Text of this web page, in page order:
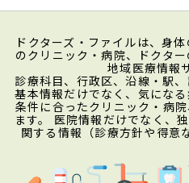
ドクターズ・ファイルは、身
のクリニック・病院、ドクタ
地域医療情報
診療科目、行政区、沿線・駅
基本情報だけでなく、気にな
条件に合ったクリニック・病
ます。 医院情報だけでなく、
関する情報（診療方針や得意